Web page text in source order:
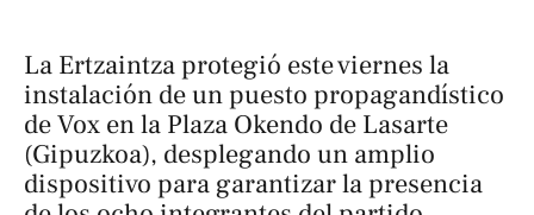
La Ertzaintza protegió este viernes la
instalación de un puesto propagandístico
de Vox en la Plaza Okendo de Lasarte
(Gipuzkoa), desplegando un amplio
dispositivo para garantizar la presencia